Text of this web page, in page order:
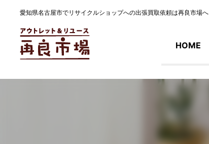
愛知県名古屋市でリサイクルショップへの出張買取依頼は再良市場へ
HOME